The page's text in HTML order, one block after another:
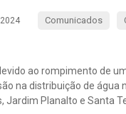
Comunicados
ao rompimento de
na distribuição de
Planalto e Santa